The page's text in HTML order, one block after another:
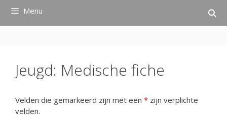
Menu
Jeugd: Medische fiche
Velden die gemarkeerd zijn met een * zijn verplichte
velden.